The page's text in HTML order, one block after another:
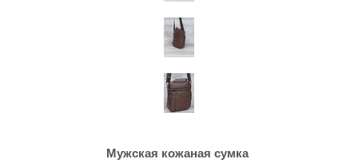
Мужская кожаная сумка